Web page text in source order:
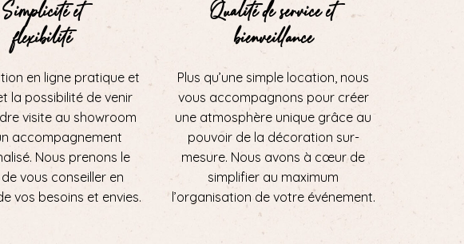
Simplicité et
flexibilité
en ligne pratique et
la possibilité de venir
visite au showroom
accompagnement
Nous prenons le
vous conseiller en
vos besoins et envies.
Qualité de service et
bienveillance
Plus qu’une simple location, nous
vous accompagnons pour créer
une atmosphère unique grâce au
pouvoir de la décoration sur-
mesure. Nous avons à cœur de
simplifier au maximum
l’organisation de votre événement.